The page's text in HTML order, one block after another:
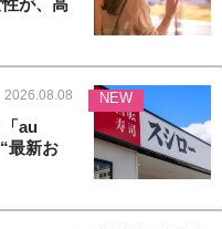
が、高
2026.08.08
au
最新お
NEW